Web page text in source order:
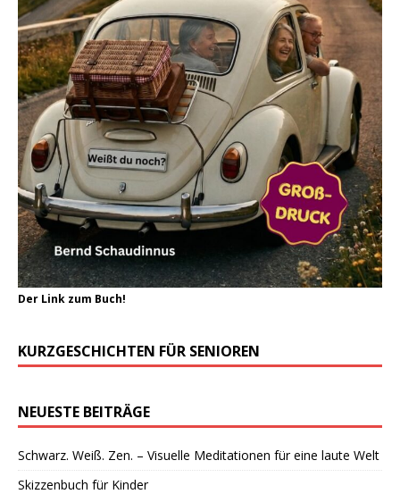
Der Link zum Buch!
KURZGESCHICHTEN FÜR SENIOREN
NEUESTE BEITRÄGE
Schwarz. Weiß. Zen. – Visuelle Meditationen für eine laute Welt
Skizzenbuch für Kinder